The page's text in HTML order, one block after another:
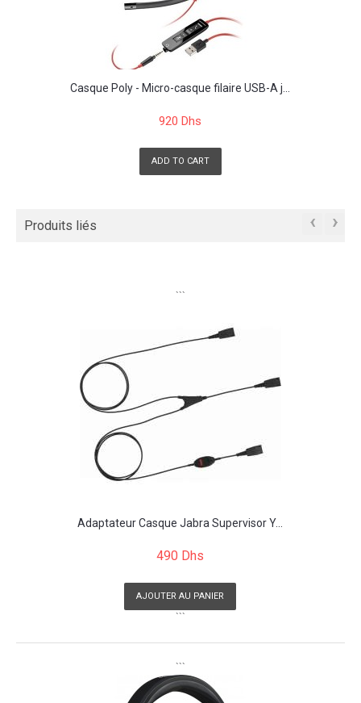
Casque Poly - Micro-casque filaire USB-A j...
920 Dhs
ADD TO CART
Produits liés ‹ ›
```
Adaptateur Casque Jabra Supervisor Y...
490 Dhs
AJOUTER AU PANIER
```
```